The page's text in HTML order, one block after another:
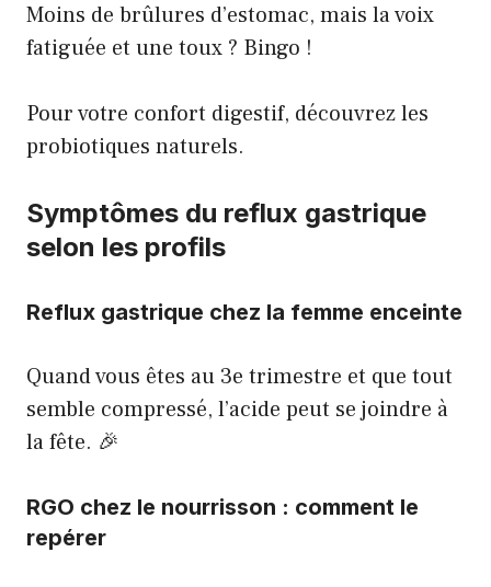
Moins de brûlures d’estomac, mais la voix
fatiguée et une toux ? Bingo !
Pour votre confort digestif, découvrez les
probiotiques naturels.
Symptômes du reflux gastrique
selon les profils
Reflux gastrique chez la femme enceinte
Quand vous êtes au 3e trimestre et que tout
semble compressé, l’acide peut se joindre à
la fête. 🎉
RGO chez le nourrisson : comment le
repérer